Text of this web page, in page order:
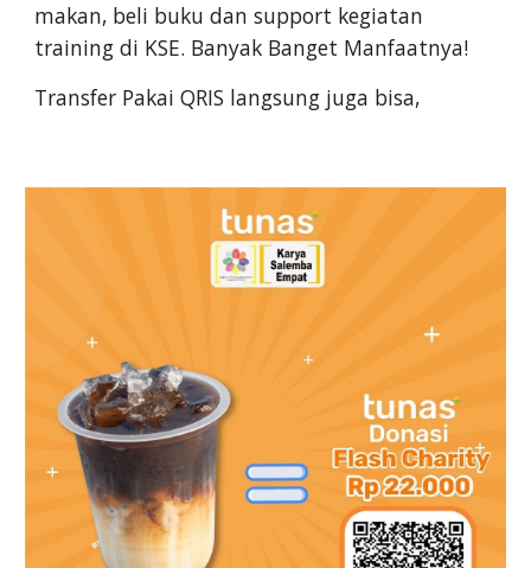
makan, beli buku dan support kegiatan
training di KSE. Banyak Banget Manfaatnya!
Transfer Pakai QRIS langsung juga bisa,